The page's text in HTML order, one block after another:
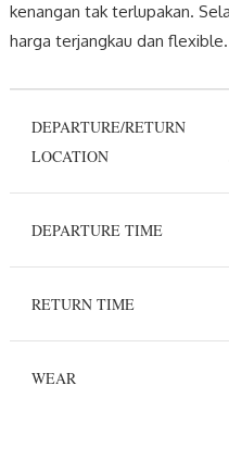
kenangan tak terlupakan.
harga terjangkau dan flexible.
DEPARTURE/RETURN
LOCATION
DEPARTURE TIME
RETURN TIME
WEAR